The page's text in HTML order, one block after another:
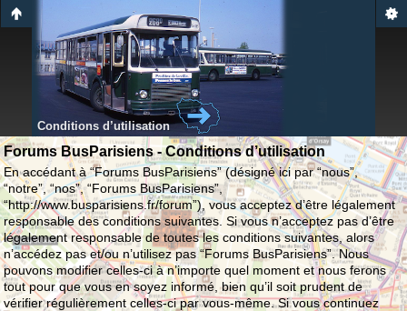
Conditions d’utilisation
Forums BusParisiens - Conditions d’utilisation
En accédant à “Forums BusParisiens” (désigné ici par “nous”,
“notre”, “nos”, “Forums BusParisiens”,
“http://www.busparisiens.fr/forum”), vous acceptez d’être légalement
responsable des conditions suivantes. Si vous n’acceptez pas d’être
légalement responsable de toutes les conditions suivantes, alors
n’accédez pas et/ou n’utilisez pas “Forums BusParisiens”. Nous
pouvons modifier celles-ci à n’importe quel moment et nous ferons
tout pour que vous en soyez informé, bien qu’il soit prudent de
vérifier régulièrement celles-ci par vous-même. Si vous continuez